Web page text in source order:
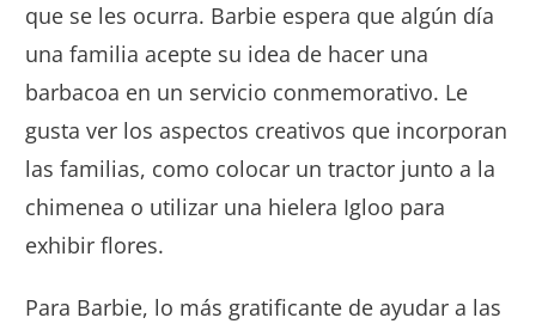
que se les ocurra. Barbie espera que algún día
una familia acepte su idea de hacer una
barbacoa en un servicio conmemorativo. Le
gusta ver los aspectos creativos que incorporan
las familias, como colocar un tractor junto a la
chimenea o utilizar una hielera Igloo para
exhibir flores.
Para Barbie, lo más gratificante de ayudar a las